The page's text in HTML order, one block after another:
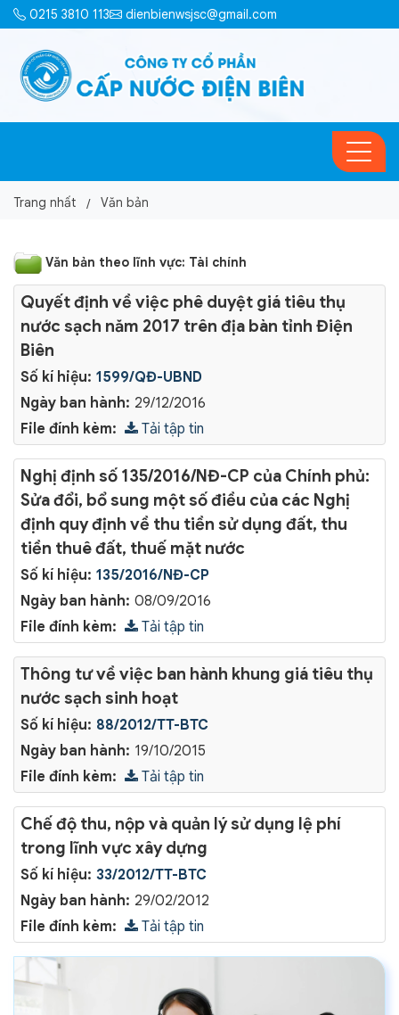
0215 3810 113 dienbienwsjsc@gmail.com
Trang nhất Văn bản
Văn bản theo lĩnh vực: Tài chính
Số kí hiệu: 1599/QĐ-UBND
Ngày ban hành: 29/12/2016
Quyết định về việc phê duyệt giá tiêu thụ
nước sạch năm 2017 trên địa bàn tỉnh Điện
Biên
File đính kèm: Tải tập tin
Số kí hiệu: 135/2016/NĐ-CP
Ngày ban hành: 08/09/2016
Nghị định số 135/2016/NĐ-CP của Chính phủ:
Sửa đổi, bổ sung một số điều của các Nghị
định quy định về thu tiền sử dụng đất, thu
tiền thuê đất, thuế mặt nước
File đính kèm: Tải tập tin
Số kí hiệu: 88/2012/TT-BTC
Ngày ban hành: 19/10/2015
Thông tư về việc ban hành khung giá tiêu thụ
nước sạch sinh hoạt
File đính kèm: Tải tập tin
Số kí hiệu: 33/2012/TT-BTC
Ngày ban hành: 29/02/2012
Chế độ thu, nộp và quản lý sử dụng lệ phí
trong lĩnh vực xây dựng
File đính kèm: Tải tập tin